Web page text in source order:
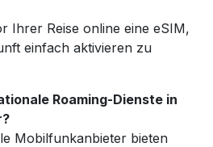
Ihrer Reise online eine eSIM,
einfach aktivieren zu
Roaming-Dienste in
Mobilfunkanbieter bieten